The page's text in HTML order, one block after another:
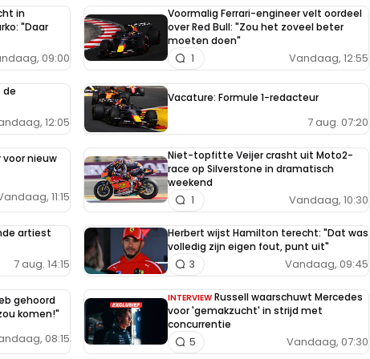
in
"Daar
09:00
Voormalig Ferrari-engineer velt oordeel
over Red Bull: "Zou het zoveel beter
moeten doen"
Vandaag, 12:55
1
de
12:05
Vacature: Formule 1-redacteur
7 aug. 07:20
nieuw
11:15
Niet-topfitte Veijer crasht uit Moto2-
race op Silverstone in dramatisch
weekend
Vandaag, 10:30
1
artiest
7 aug. 14:15
Herbert wijst Hamilton terecht: "Dat was
volledig zijn eigen fout, punt uit"
Vandaag, 09:45
3
gehoord
komen!"
08:15
INTERVIEW Russell waarschuwt Mercedes
voor 'gemakzucht' in strijd met
concurrentie
Vandaag, 07:30
5